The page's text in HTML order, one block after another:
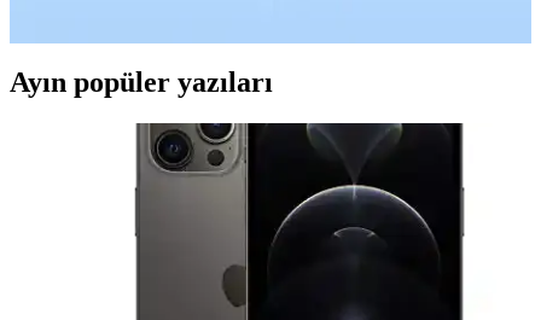
Ayın popüler yazıları